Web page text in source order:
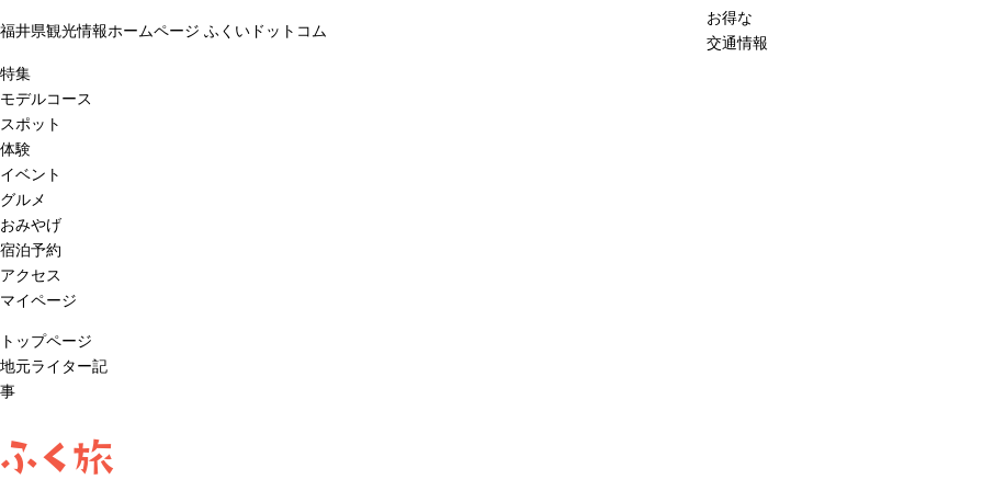
福井県観光情報ホームページ ふくいドットコム
お得な
交通情報
特集
モデルコース
スポット
体験
イベント
グルメ
おみやげ
宿泊予約
アクセス
マイページ
トップページ
地元ライター記
事
く旅